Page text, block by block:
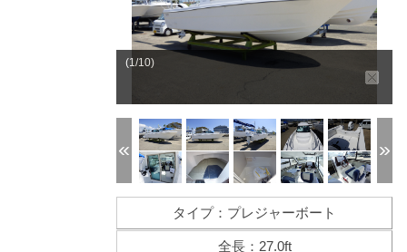
(1/10)
タイプ：プレジャーボート
全長：27.0ft